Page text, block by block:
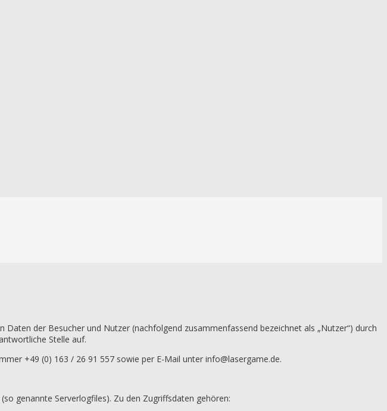
der Besucher und Nutzer (nachfolgend zusammenfassend bezeichnet als „Nutzer“) durch
Stelle auf.
+49 (0) 163 / 26 91 557 sowie per E-Mail unter info@lasergame.de.
genannte Serverlogfiles). Zu den Zugriffsdaten gehören: